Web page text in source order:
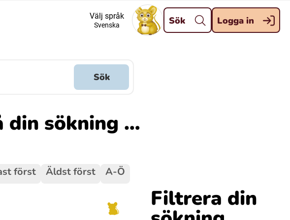
Stäng
Davvisámegiella (Nordsamiska)
Kelderash (Romska)
Välj språk
Svenska Sök Logga in
Sök
din sökning …
Filtrera din
först Äldst först A-Ö